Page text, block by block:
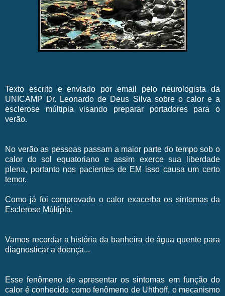
Texto escrito e enviado por email pelo neurologista da
UNICAMP Dr. Leonardo de Deus Silva sobre o calor e a
esclerose múltipla visando preparar portadores para o
verão.
No verão as pessoas passam a maior parte do tempo sob o
calor do sol equatoriano e assim exerce sua liberdade
plena, portanto nos pacientes de EM isso causa um certo
temor.
Como já foi comprovado o calor exacerba os sintomas da
Esclerose Múltipla.
Vamos recordar a história da banheira de água quente para
diagnosticar a doença...
Esse fenômeno de apresentar os sintomas em função do
calor é conhecido como fenômeno de Uhthoff, o mecanismo